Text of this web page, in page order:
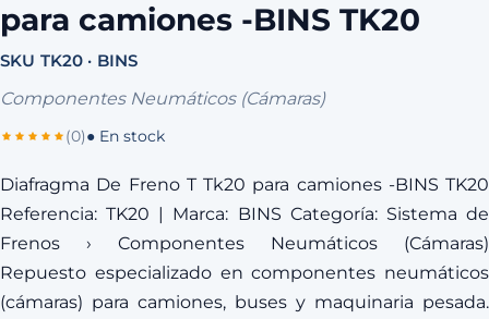
para camiones -BINS TK20
SKU TK20 · BINS
Componentes Neumáticos (Cámaras)
(0)● En stock
Diafragma De Freno T Tk20 para camiones -BINS TK20
Referencia: TK20 | Marca: BINS Categoría: Sistema de
Frenos › Componentes Neumáticos (Cámaras)
Repuesto especializado en componentes neumáticos
(cámaras) para camiones, buses y maquinaria pesada.